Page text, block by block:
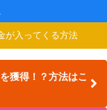
が入ってくる方法
獲得！？方法はこ